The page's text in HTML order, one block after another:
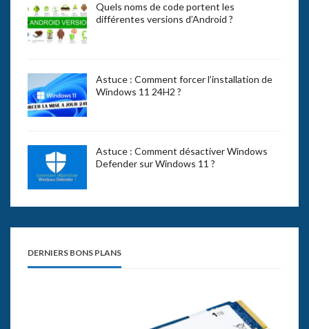
Quels noms de code portent les
différentes versions d’Android ?
Astuce : Comment forcer l’installation de
Windows 11 24H2 ?
Astuce : Comment désactiver Windows
Defender sur Windows 11 ?
DERNIERS BONS PLANS